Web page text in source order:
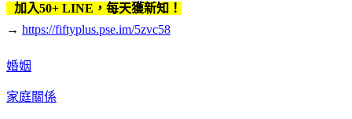
加入50+ LINE，每天獲新知！
→ https://fiftyplus.pse.im/5zvc58
婚姻
家庭關係